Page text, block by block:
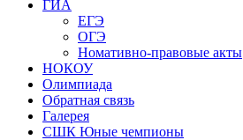
ГИА
ЕГЭ
ОГЭ
Номативно-правовые акты
НОКОУ
Олимпиада
Обратная связь
Галерея
СШК Юные чемпионы